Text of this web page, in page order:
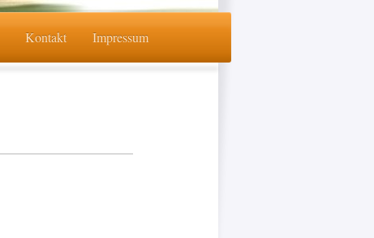
Kontakt Impressum